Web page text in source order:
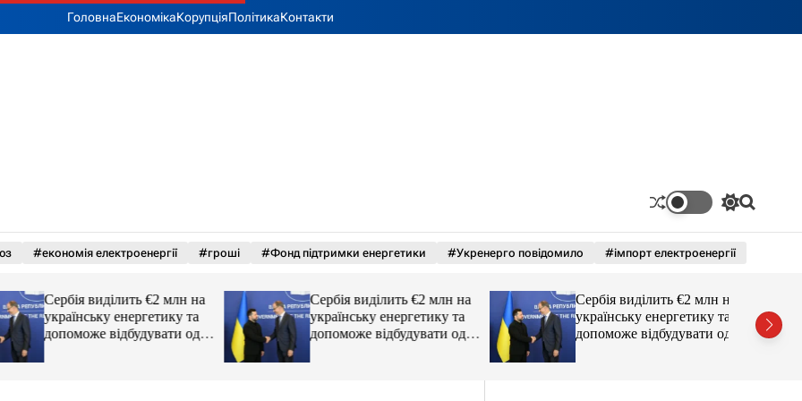
ГоловнаЕкономікаКорупціяПолітикаКонтакти
П
е
к
а
ч
П
#економія електроенергії #гроші #Фонд підтримки енергетики #Укренерго повідомило #імпорт електроенергії
Сербія виділить €2 млн на
українську енергетику та
допоможе відбудувати одне
з міст
Сербія виділить €2 млн на
українську енергетику та
допоможе відбудувати одне
з міст
Сербія виділить €2 млн на
українську енергетику та
допоможе відбудувати одне
з міст